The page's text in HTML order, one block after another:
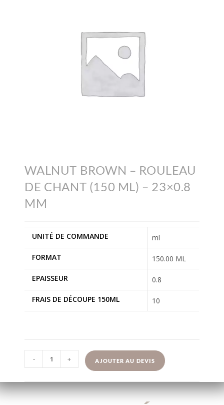
WALNUT BROWN – ROULEAU
DE CHANT (150 ML) – 23×0.8
MM
UNITÉ DE COMMANDE ml
FORMAT 150.00 ML
EPAISSEUR 0.8
FRAIS DE DÉCOUPE 150ML 10
- + AJOUTER AU DEVIS